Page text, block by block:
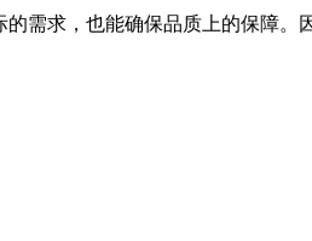
需求，也能确保品质上的保障